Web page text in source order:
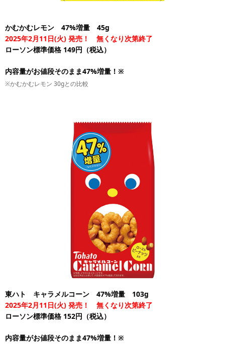
かむかむレモン 47%増量 45g
2025年2月11日(火) 発売！ 無くなり次第終了
ローソン標準価格 149円（税込）
内容量がお値段そのまま47%増量！※
※かむかむレモン 30gとの比較
東ハト キャラメルコーン 47%増量 103g
2025年2月11日(火) 発売！ 無くなり次第終了
ローソン標準価格 152円（税込）
内容量がお値段そのまま47%増量！※